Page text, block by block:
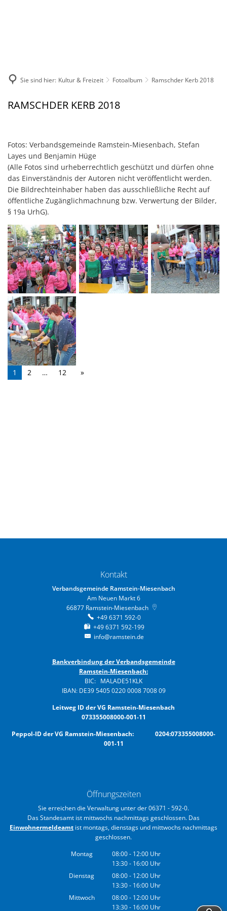
Sie sind hier: Kultur & Freizeit Fotoalbum Ramschder Kerb 2018
Ramschder
RAMSCHDER KERB 2018
Fotos: Verbandsgemeinde Ramstein-Miesenbach, Stefan
Layes und Benjamin Hüge
(Alle Fotos sind urheberrechtlich geschützt und dürfen ohne
das Einverständnis der Autoren nicht veröffentlicht werden.
Die Bildrechteinhaber haben das ausschließliche Recht auf
öffentliche Zugänglichmachnung bzw. Verwertung der Bilder,
§ 19a UrhG).
1 2 … 12
Kontakt
Verbandsgemeinde Ramstein-Miesenbach
Am Neuen Markt 6
66877 Ramstein-Miesenbach
+49 6371 592-0
+49 6371 592-199
info@ramstein.de
Bankverbindung der Verbandsgemeinde
Ramstein-Miesenbach:
BIC: MALADE51KLK
IBAN: DE39 5405 0220 0008 7008 09
Leitweg ID der VG Ramstein-Miesenbach
073355008000-001-11
Peppol-ID der VG Ramstein-Miesenbach: 0204:073355008000-
001-11
Öffnungszeiten
Sie erreichen die Verwaltung unter der 06371 - 592-0.
Das Standesamt ist mittwochs nachmittags geschlossen. Das
Einwohnermeldeamt ist montags, dienstags und mittwochs nachmittags
geschlossen.
Montag
08:00- 12:00 Uhr
Von 08:00 bis 12:00 Uhr
13:30- 16:00 Uhr
Von 13:30 bis 16:00 Uhr
Dienstag 08:00- 12:00 Uhr
Von 08:00 bis 12:00 Uhr
13:30- 16:00 Uhr
Von 13:30 bis 16:00 Uhr
Mittwoch 08:00- 12:00 Uhr
Von 08:00 bis 12:00 Uhr
13:30- 16:00 Uhr